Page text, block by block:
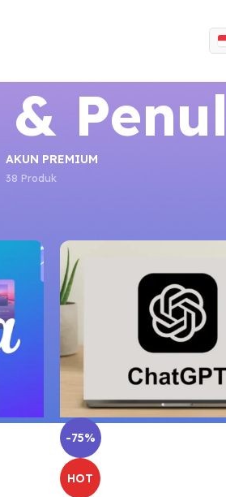
AKUN PREMIUM
38 Produk
-75%
HOT